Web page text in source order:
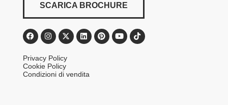
SCARICA BROCHURE
Privacy Policy
Cookie Policy
Condizioni di vendita